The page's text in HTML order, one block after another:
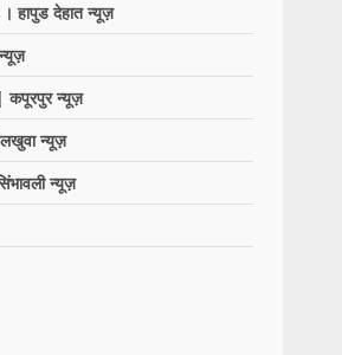
देहात न्यूज़
न्यूज़
न्यूज़
न्यूज़